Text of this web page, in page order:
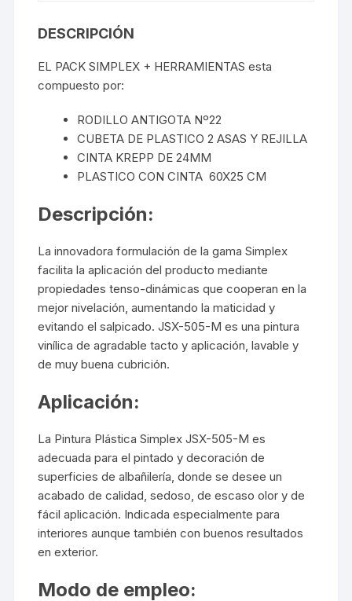
DESCRIPCIÓN
EL PACK SIMPLEX + HERRAMIENTAS esta
compuesto por:
RODILLO ANTIGOTA Nº22
CUBETA DE PLASTICO 2 ASAS Y REJILLA
CINTA KREPP DE 24MM
PLASTICO CON CINTA 60X25 CM
Descripción:
La innovadora formulación de la gama Simplex
facilita la aplicación del producto mediante
propiedades tenso-dinámicas que cooperan en la
mejor nivelación, aumentando la maticidad y
evitando el salpicado. JSX-505-M es una pintura
vinílica de agradable tacto y aplicación, lavable y
de muy buena cubrición.
Aplicación:
La Pintura Plástica Simplex JSX-505-M es
adecuada para el pintado y decoración de
superficies de albañilería, donde se desee un
acabado de calidad, sedoso, de escaso olor y de
fácil aplicación. Indicada especialmente para
interiores aunque también con buenos resultados
en exterior.
Modo de empleo: